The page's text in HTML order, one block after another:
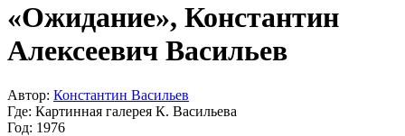
«Ожидание», Константин
Алексеевич Васильев
Автор: Константин Васильев
Где: Картинная галерея К. Васильева
Год: 1976